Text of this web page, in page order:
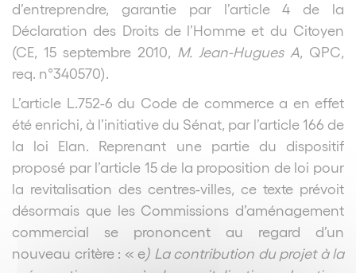
d’entreprendre, garantie par l’article 4 de la
Déclaration des Droits de l’Homme et du Citoyen
(CE, 15 septembre 2010, M. Jean-Hugues A , QPC,
req. n°340570).
L’article L.752-6 du Code de commerce a en effet
été enrichi, à l’initiative du Sénat, par l’article 166 de
la loi Elan. Reprenant une partie du dispositif
proposé par l’article 15 de la proposition de loi pour
la revitalisation des centres-villes, ce texte prévoit
désormais que les Commissions d’aménagement
commercial se prononcent au regard d’un
nouveau critère : « e) La contribution du projet à la